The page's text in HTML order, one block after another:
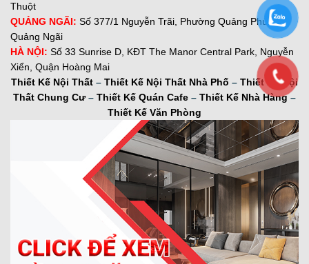
Thuột
QUẢNG NGÃI: Số 377/1 Nguyễn Trãi, Phường Quảng Phú, TP.
Quảng Ngãi
HÀ NỘI: Số 33 Sunrise D, KĐT The Manor Central Park, Nguyễn
Xiển, Quận Hoàng Mai
Thiết Kế Nội Thất – Thiết Kế Nội Thất Nhà Phố – Thiết Kế Nội
Thất Chung Cư– Thiết Kế Quán Cafe – Thiết Kế Nhà Hàng–
Thiết Kế Văn Phòng